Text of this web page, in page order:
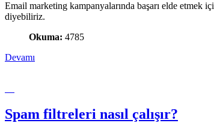
Email marketing kampanyalarında başarı elde etmek
diyebiliriz.
Okuma: 4785
Devamı
Spam filtreleri nasıl çalışır?